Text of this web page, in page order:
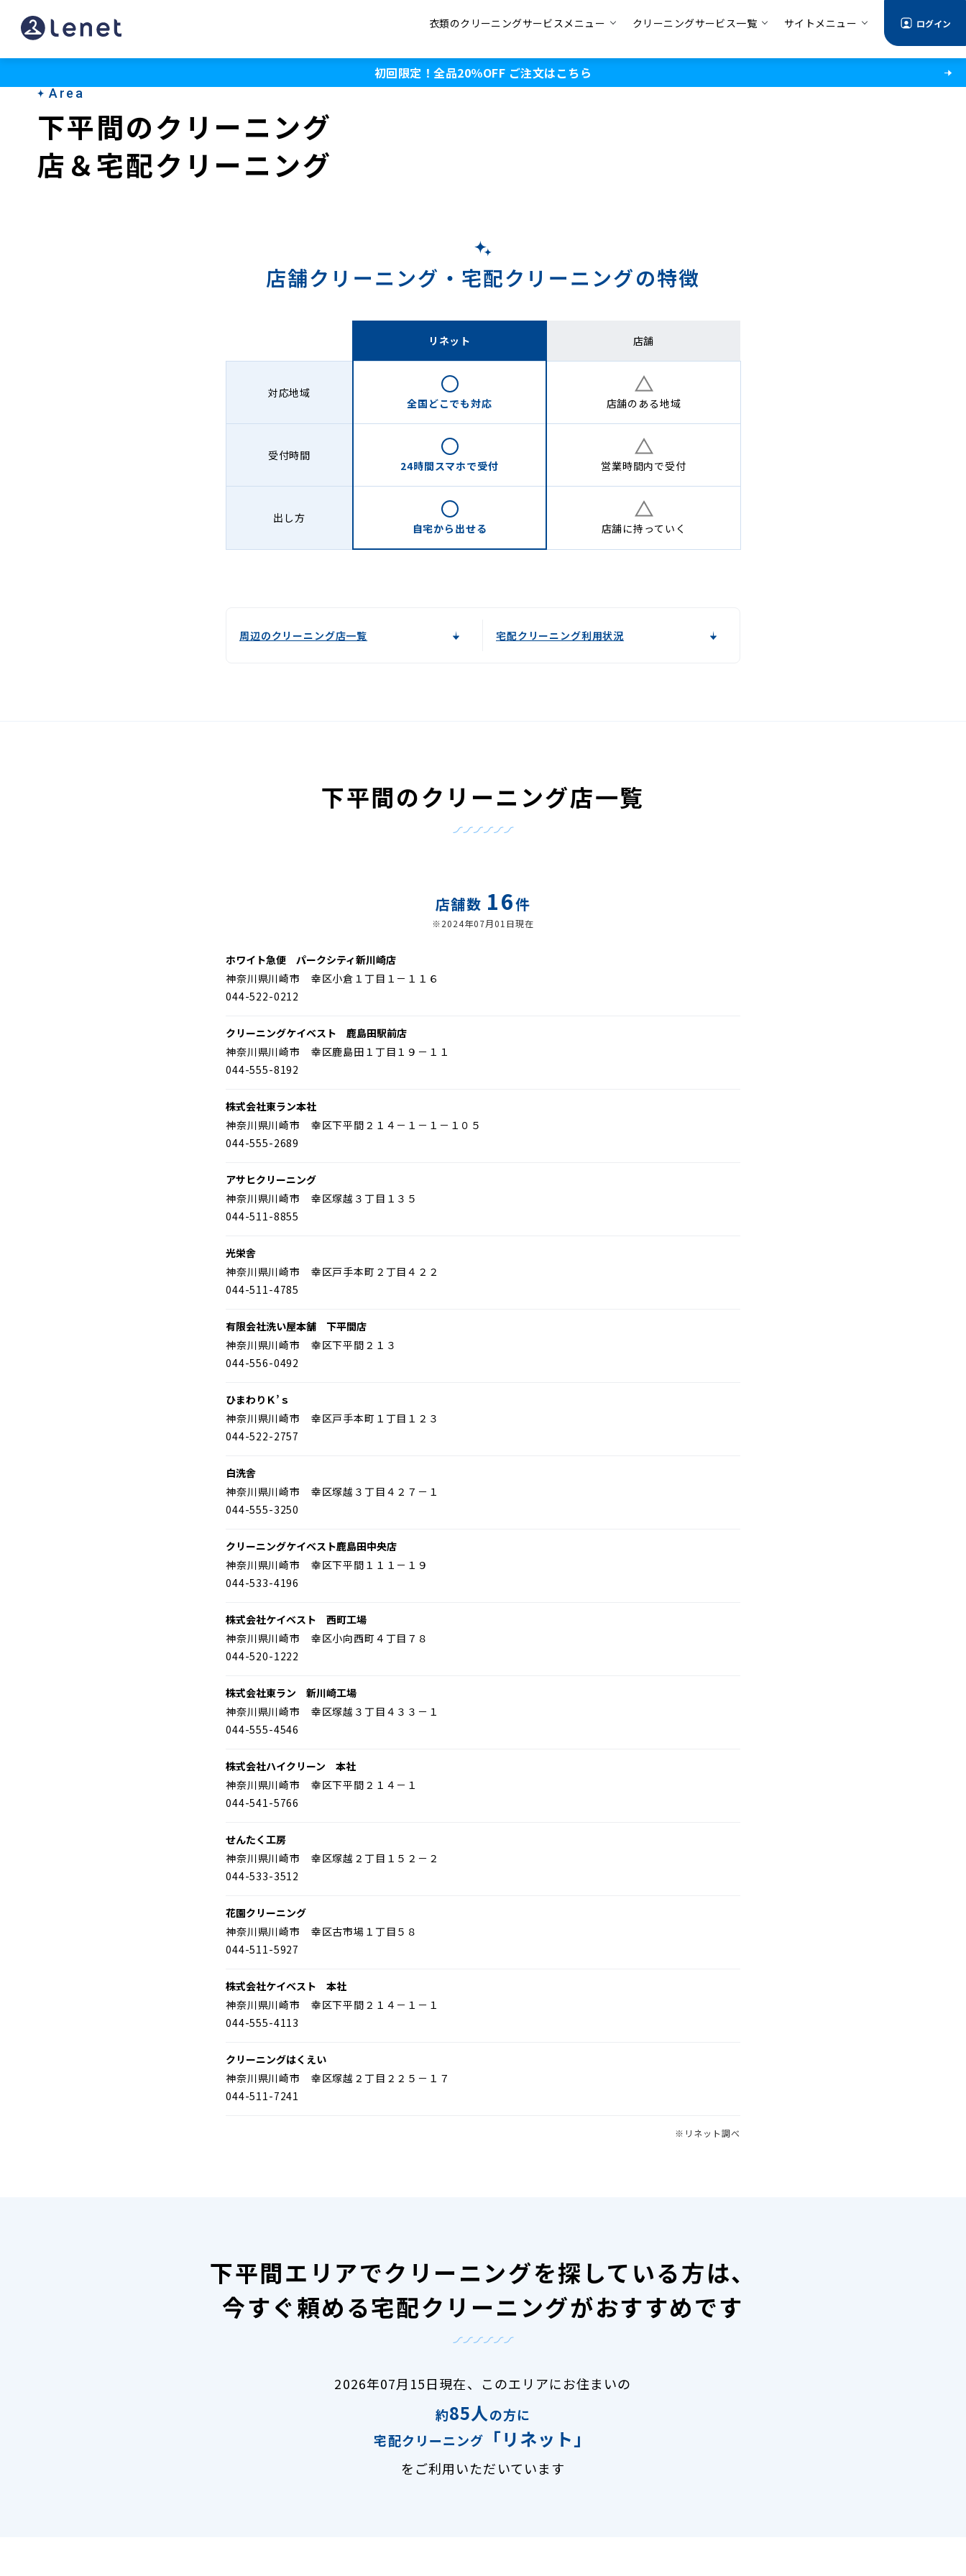
下
平
衣類のクリーニングサービスメニュー クリーニングサービス一覧 サイトメニュー ログイン
初回限定！全品20％OFF ご注文はこちら
Area
下平間のクリーニング
店＆宅配クリーニング
店舗クリーニング・ 宅配クリーニングの特徴
リネット 店舗
対応地域
全国どこでも対応 店舗の ある地域
受付時間
24時間スマホで受付 営業時間内で受付
出し方
自宅から 出せる 店舗に持っていく
周辺のクリーニング店一覧 宅配クリーニング利用状況
下平間のクリーニング店一覧
店舗数 16件
※2024年07月01日現在
ホワイト急便 パークシティ新川崎店
神奈川県川崎市 幸区小倉１丁目１－１１６
044-522-0212
クリーニングケイベスト 鹿島田駅前店
神奈川県川崎市 幸区鹿島田１丁目１９－１１
044-555-8192
株式会社東ラン本社
神奈川県川崎市 幸区下平間２１４－１－１－１０５
044-555-2689
アサヒクリーニング
神奈川県川崎市 幸区塚越３丁目１３５
044-511-8855
光栄舎
神奈川県川崎市 幸区戸手本町２丁目４２２
044-511-4785
有限会社洗い屋本舗 下平間店
神奈川県川崎市 幸区下平間２１３
044-556-0492
ひまわりＫ’ｓ
神奈川県川崎市 幸区戸手本町１丁目１２３
044-522-2757
白洗舎
神奈川県川崎市 幸区塚越３丁目４２７－１
044-555-3250
クリーニングケイベスト鹿島田中央店
神奈川県川崎市 幸区下平間１１１－１９
044-533-4196
株式会社ケイベスト 西町工場
神奈川県川崎市 幸区小向西町４丁目７８
044-520-1222
株式会社東ラン 新川崎工場
神奈川県川崎市 幸区塚越３丁目４３３－１
044-555-4546
株式会社ハイクリーン 本社
神奈川県川崎市 幸区下平間２１４－１
044-541-5766
せんたく工房
神奈川県川崎市 幸区塚越２丁目１５２－２
044-533-3512
花園クリーニング
神奈川県川崎市 幸区古市場１丁目５８
044-511-5927
株式会社ケイベスト 本社
神奈川県川崎市 幸区下平間２１４－１－１
044-555-4113
クリーニングはくえい
神奈川県川崎市 幸区塚越２丁目２２５－１７
044-511-7241
※リネット調べ
下平間エリアでクリーニングを探している方は、
今すぐ頼める宅配クリーニングがおすすめです
2026年07月15日現在、
このエリアにお住まいの
約85人の方に
宅配クリーニング
「リネット」
をご利用いただいています